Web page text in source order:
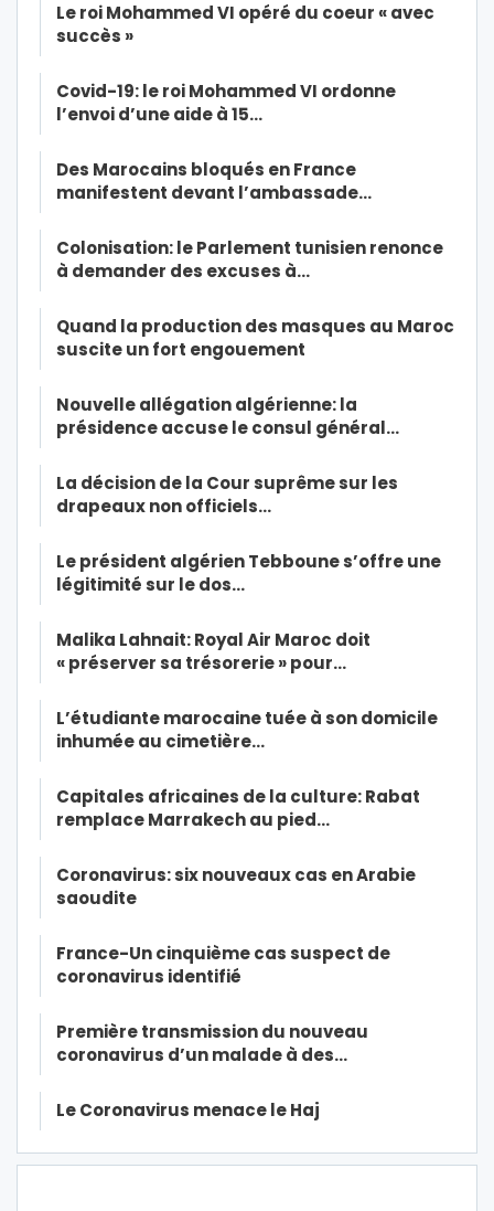
Le roi Mohammed VI opéré du coeur « avec
succès »
Covid-19: le roi Mohammed VI ordonne
l’envoi d’une aide à 15…
Des Marocains bloqués en France
manifestent devant l’ambassade…
Colonisation: le Parlement tunisien renonce
à demander des excuses à…
Quand la production des masques au Maroc
suscite un fort engouement
Nouvelle allégation algérienne: la
présidence accuse le consul général…
La décision de la Cour suprême sur les
drapeaux non officiels…
Le président algérien Tebboune s’offre une
légitimité sur le dos…
Malika Lahnait: Royal Air Maroc doit
« préserver sa trésorerie » pour…
L’étudiante marocaine tuée à son domicile
inhumée au cimetière…
Capitales africaines de la culture: Rabat
remplace Marrakech au pied…
Coronavirus: six nouveaux cas en Arabie
saoudite
France-Un cinquième cas suspect de
coronavirus identifié
Première transmission du nouveau
coronavirus d’un malade à des…
Le Coronavirus menace le Haj